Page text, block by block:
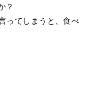
？
ってしまうと、食べ